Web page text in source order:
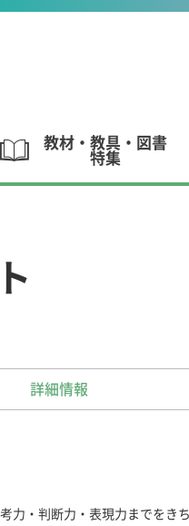
教材・教具・図書
特集
詳細情報
力・判断力・表現力までをき